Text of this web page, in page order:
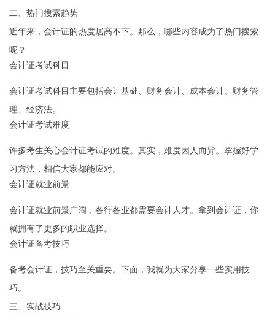
二、热门搜索趋势
近年来，会计证的热度居高不下。那么，哪些内容成为了热门搜索
呢？
会计证考试科目
会计证考试科目主要包括会计基础、财务会计、成本会计、财务管
理、经济法。
会计证考试难度
许多考生关心会计证考试的难度。其实，难度因人而异。掌握好学
习方法，相信大家都能应对。
会计证就业前景
会计证就业前景广阔，各行各业都需要会计人才。拿到会计证，你
就拥有了更多的职业选择。
会计证备考技巧
备考会计证，技巧至关重要。下面，我就为大家分享一些实用技
巧。
三、实战技巧